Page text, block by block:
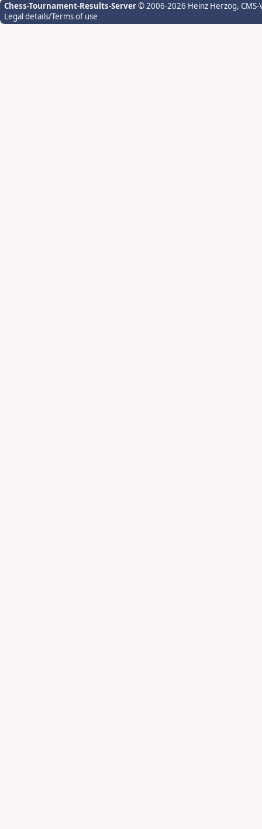
Chess-Tournament-Results-Server© 2006-2026 Heinz Herzog,
Legal details/Terms of use